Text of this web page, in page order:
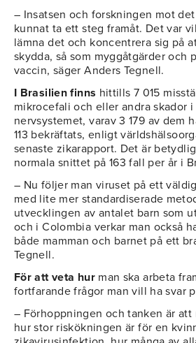
– Insatsen och forskningen mot
kunnat ta ett steg framåt. Det var
lämna det och koncentrera sig på
skydda, så som myggåtgärder och
vaccin, säger Anders Tegnell.
I Brasilien finns hittills 7 015
mikrocefali och eller andra skador
nervsystemet, varav 3 179 av dem
113 bekräftats, enligt
senaste zikarapport. Det är
normala snittet på 163 fall per år i
– Nu följer man viruset på ett
med lite mer standardiserade
utvecklingen av antalet barn som
och i Colombia verkar man också
både mamman och barnet på ett
Tegnell.
För att veta hur man ska arbeta
fortfarande frågor man vill ha svar
– Förhoppningen och tanken är att
hur stor riskökningen är för en